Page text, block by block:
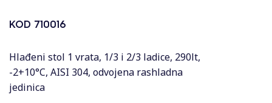
KOD 710016
Hlađeni stol 1 vrata, 1/3 i 2/3 ladice, 290lt,
-2+10°C, AISI 304, odvojena rashladna
jedinica